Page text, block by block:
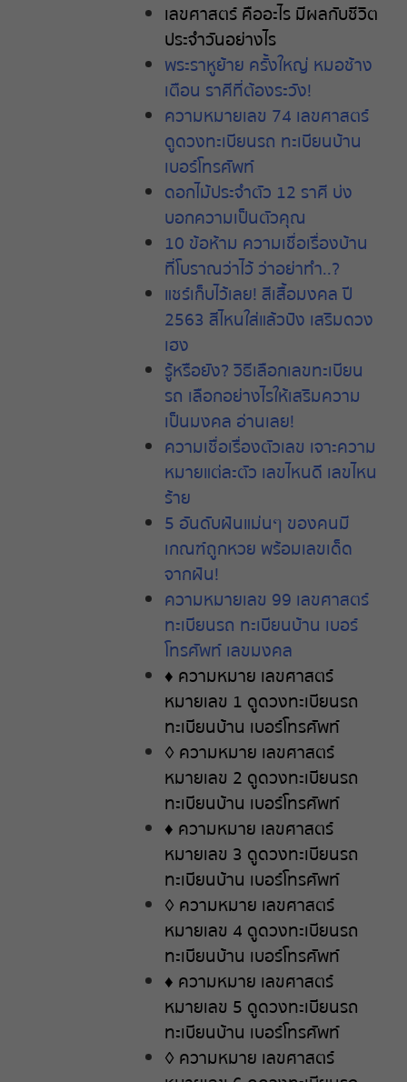
เลขศาสตร์ คืออะไร มีผลกับชีวิต
ประจำวันอย่างไร
พระราหูย้าย ครั้งใหญ่ หมอช้าง
เตือน ราศีที่ต้องระวัง!
ความหมายเลข 74 เลขศาสตร์
ดูดวงทะเบียนรถ ทะเบียนบ้าน
เบอร์โทรศัพท์
ดอกไม้ประจำตัว 12 ราศี บ่ง
บอกความเป็นตัวคุณ
10 ข้อห้าม ความเชื่อเรื่องบ้าน
ที่โบราณว่าไว้ ว่าอย่าทำ..?
แชร์เก็บไว้เลย! สีเสื้อมงคล ปี
2563 สีไหนใส่แล้วปัง เสริมดวง
เฮง
รู้หรือยัง?วิธีเลือกเลขทะเบียน
รถ เลือกอย่างไรให้เสริมความ
เป็นมงคล อ่านเลย!
ความเชื่อเรื่องตัวเลข เจาะความ
หมายแต่ละตัว เลขไหนดี เลขไหน
ร้าย
5 อันดับฝันแม่นๆ ของคนมี
เกณฑ์ถูกหวย พร้อมเลขเด็ด
จากฝัน!
ความหมายเลข 99 เลขศาสตร์
ทะเบียนรถ ทะเบียนบ้าน เบอร์
โทรศัพท์ เลขมงคล
♦ ความหมาย เลขศาสตร์
หมายเลข 1 ดูดวงทะเบียนรถ
ทะเบียนบ้าน เบอร์โทรศัพท์
◊ ความหมาย เลขศาสตร์
หมายเลข 2 ดูดวงทะเบียนรถ
ทะเบียนบ้าน เบอร์โทรศัพท์
♦ ความหมาย เลขศาสตร์
หมายเลข 3 ดูดวงทะเบียนรถ
ทะเบียนบ้าน เบอร์โทรศัพท์
◊ ความหมาย เลขศาสตร์
หมายเลข 4 ดูดวงทะเบียนรถ
ทะเบียนบ้าน เบอร์โทรศัพท์
♦ ความหมาย เลขศาสตร์
หมายเลข 5 ดูดวงทะเบียนรถ
ทะเบียนบ้าน เบอร์โทรศัพท์
◊ ความหมาย เลขศาสตร์